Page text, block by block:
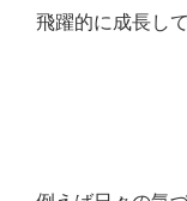
飛躍的に成長し